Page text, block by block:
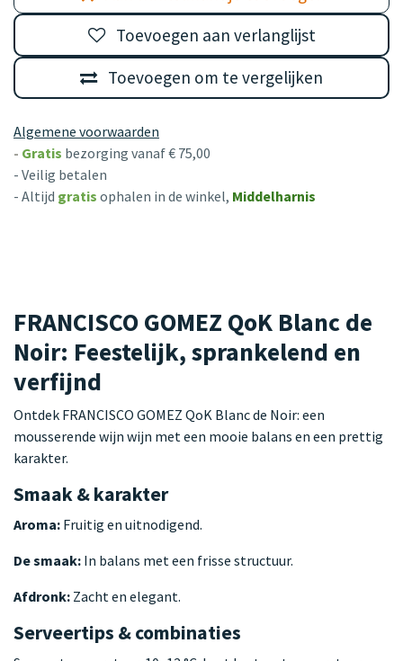
Toevoegen om te vergelijken
Toevoegen aan verlanglijst
Algemene voorwaarden
- Gratis bezorging vanaf € 75,00
- Veilig betalen
- Altijd gratis ophalen in de winkel, Middelharnis
FRANCISCO GOMEZ QoK Blanc de
Noir: Feestelijk, sprankelend en
verfijnd
Ontdek FRANCISCO GOMEZ QoK Blanc de Noir: een
mousserende wijn wijn met een mooie balans en een prettig
karakter.
Smaak & karakter
Aroma: Fruitig en uitnodigend.
De smaak: In balans met een frisse structuur.
Afdronk: Zacht en elegant.
Serveertips & combinaties